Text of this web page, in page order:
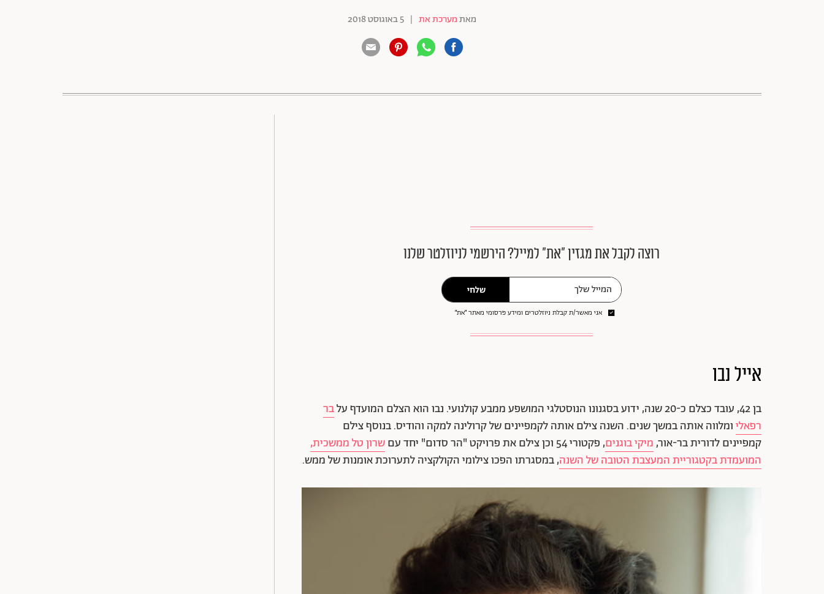
מאתמערכת את | 5 באוגוסט 2018
רוצה לקבל את מגזין ״את״ למייל? הירשמי לניוזלטר שלנו
שלחי
אני מאשר/ת קבלת ניוזלטרים ומידע פרסומי מאתר ״את״
אייל נבו
בן 42, עובד כצלם כ-20 שנה, ידוע בסגנונו הנוסטלגי המושפע ממבע קולנועי. נבו הוא הצלם המועדף על
בר
רפאליומלווה אותה במשך שנים. השנה צילם אותה לקמפיינים של קרולינה למקה והודיס. בנוסף צילם
קמפיינים לדורית בר-אור,מיקי בוגנים, פקטורי 54 וכן צילם את פרויקט "הר סדום" יחד עם
שרון טל ממשכית,
המועמדת בקטגוריית המעצבת הטובה של השנה, במסגרתו הפכו צילומי הקולקציה לתערוכת אומנות של ממש.